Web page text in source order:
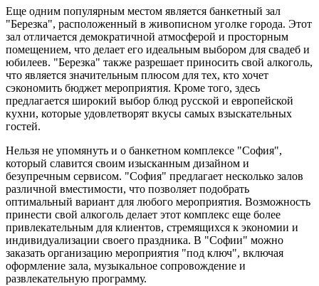
Еще одним популярным местом является банкетный зал
"Березка", расположенный в живописном уголке города. Этот
зал отличается демократичной атмосферой и просторным
помещением, что делает его идеальным выбором для свадеб и
юбилеев. "Березка" также разрешает приносить свой алкоголь,
что является значительным плюсом для тех, кто хочет
сэкономить бюджет мероприятия. Кроме того, здесь
предлагается широкий выбор блюд русской и европейской
кухни, которые удовлетворят вкусы самых взыскательных
гостей.
Нельзя не упомянуть и о банкетном комплексе "София",
который славится своим изысканным дизайном и
безупречным сервисом. "София" предлагает несколько залов
различной вместимости, что позволяет подобрать
оптимальный вариант для любого мероприятия. Возможность
принести свой алкоголь делает этот комплекс еще более
привлекательным для клиентов, стремящихся к экономии и
индивидуализации своего праздника. В "Софии" можно
заказать организацию мероприятия "под ключ", включая
оформление зала, музыкальное сопровождение и
развлекательную программу.